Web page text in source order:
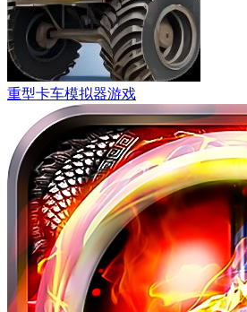
重型卡车模拟器游戏